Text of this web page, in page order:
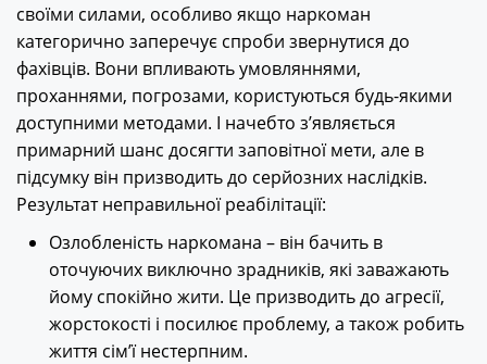
своїми силами, особливо якщо наркоман
категорично заперечує спроби звернутися до
фахівців. Вони впливають умовляннями,
проханнями, погрозами, користуються будь-якими
доступними методами. І начебто з’являється
примарний шанс досягти заповітної мети, але в
підсумку він призводить до серйозних наслідків.
Результат неправильної реабілітації:
Озлобленість наркомана – він бачить в
оточуючих виключно зрадників, які заважають
йому спокійно жити. Це призводить до агресії,
жорстокості і посилює проблему, а також робить
життя сім’ї нестерпним.